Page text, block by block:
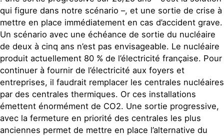
qui figure dans notre scénario –, et une sortie de crise à
mettre en place immédiatement en cas d’accident grave.
Un scénario avec une échéance de sortie du nucléaire
de deux à cinq ans n’est pas envisageable. Le nucléaire
produit actuellement 80 % de l’électricité française. Pour
continuer à fournir de l’électricité aux foyers et
entreprises, il faudrait remplacer les centrales nucléaires
par des centrales thermiques. Or ces installations
émettent énormément de CO2. Une sortie progressive,
avec la fermeture en priorité des centrales les plus
anciennes permet de mettre en place l’alternative du